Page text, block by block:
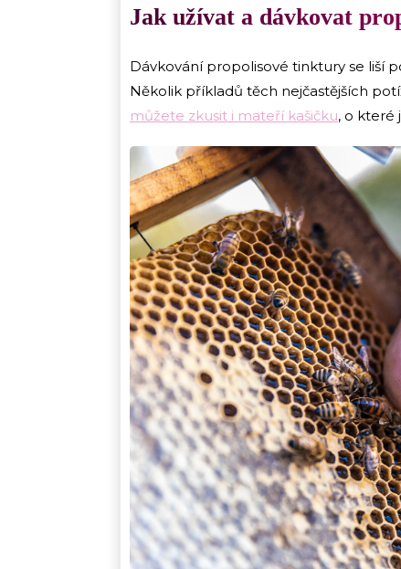
Jak užívat a dávkovat
Dávkování propolisové tinktury se liší
Několik příkladů těch nejčastějších
můžete zkusit i mateří kašičku, o které